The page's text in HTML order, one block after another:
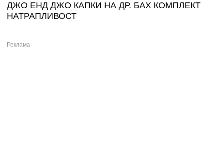
ДЖО ЕНД ДЖО КАПКИ НА ДР. БАХ КОМПЛЕКТ
НАТРАПЛИВОСТ